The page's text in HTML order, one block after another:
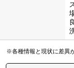
※各種情報と現状に差異